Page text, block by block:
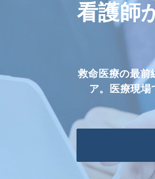
看護師
救命医療の最前
ア。医療現場